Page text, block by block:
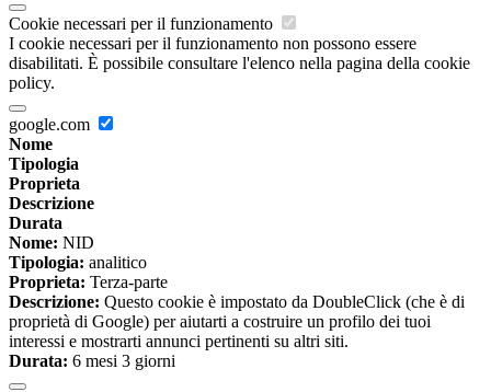
Cookie necessari per il funzionamento
I cookie necessari per il funzionamento non possono essere
disabilitati. È possibile consultare l'elenco nella pagina della cookie
policy.
google.com
Nome
Tipologia
Proprieta
Descrizione
Durata
Nome: NID
Tipologia: analitico
Proprieta: Terza-parte
Descrizione: Questo cookie è impostato da DoubleClick (che è di
proprietà di Google) per aiutarti a costruire un profilo dei tuoi
interessi e mostrarti annunci pertinenti su altri siti.
Durata: 6 mesi 3 giorni